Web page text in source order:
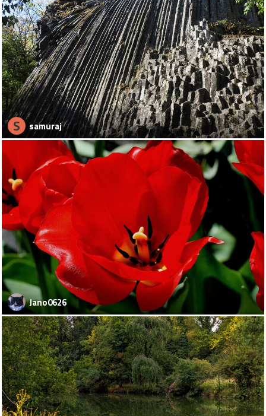
S samuraj
Jano0626